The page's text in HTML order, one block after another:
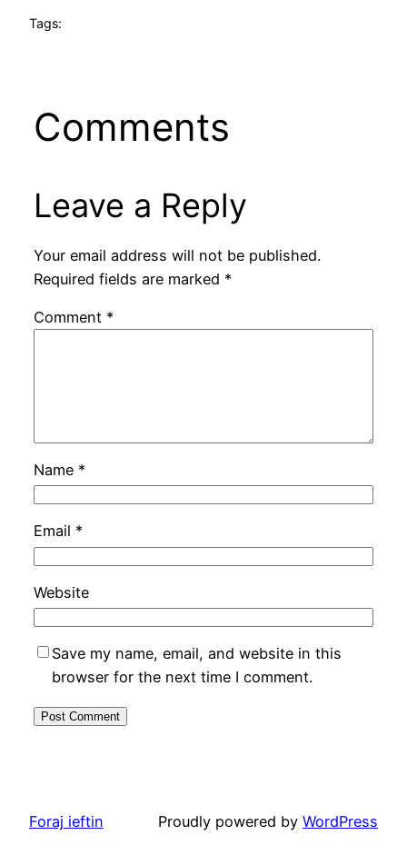
Tags:
Comments
Leave a Reply
Your email address will not be published.
Required fields are marked *
Comment *
Name *
Email *
Website
Save my name, email, and website in this
browser for the next time I comment.
Foraj ieftin Proudly powered by WordPress